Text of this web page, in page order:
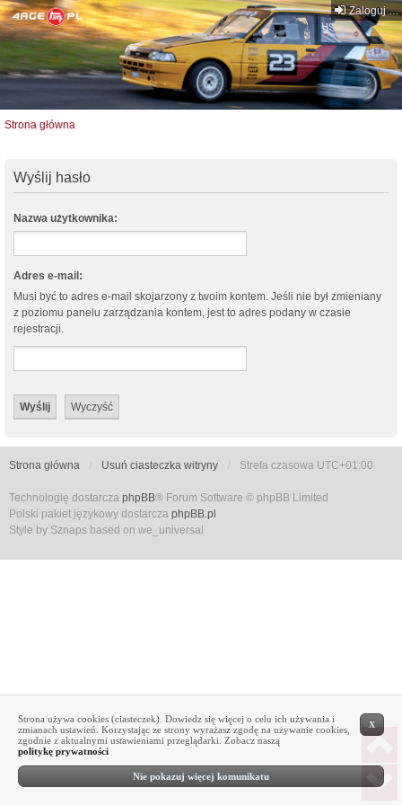
Zaloguj się
Strona główna
Wyślij hasło
Nazwa użytkownika:
Adres e-mail:
Musi być to adres e-mail skojarzony z twoim kontem. Jeśli nie był zmieniany
z poziomu panelu zarządzania kontem, jest to adres podany w czasie
rejestracji.
Strona główna Usuń ciasteczka witryny Strefa czasowa UTC+01:00
Technologię dostarcza phpBB® Forum Software © phpBB Limited
Polski pakiet językowy dostarcza phpBB.pl
Style by Sznaps based on we_universal
X
Strona używa cookies (ciasteczek). Dowiedz się więcej o celu ich używania i
zmianach ustawień. Korzystając ze strony wyrażasz zgodę na używanie cookies,
zgodnie z aktualnymi ustawieniami przeglądarki. Zobacz naszą
politykę prywatności
Nie pokazuj więcej komunikatu